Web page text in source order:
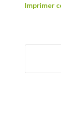
Imprimer